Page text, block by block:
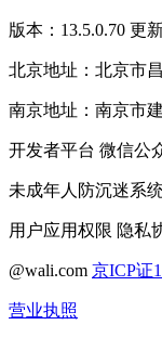
版本：13.5.0.70 更
北京地址：北京市
南京地址：南京市
开发者平台 微信公
未成年人防沉迷系
用户应用权限 隐私
@wali.com 京ICP证
营业执照